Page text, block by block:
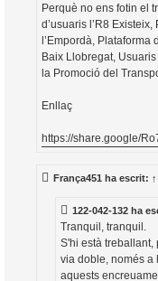
Perquè no ens fotin el
d’usuaris l’R8
l’Empordà, Plataforma
Baix Llobregat,
la Promoció del
Enllaç
https://share.google/
França451 ha escrit: ↑
122-042-132 ha
Tranquil, tranquil.
S'hi està treballant,
via doble, només a
aquests